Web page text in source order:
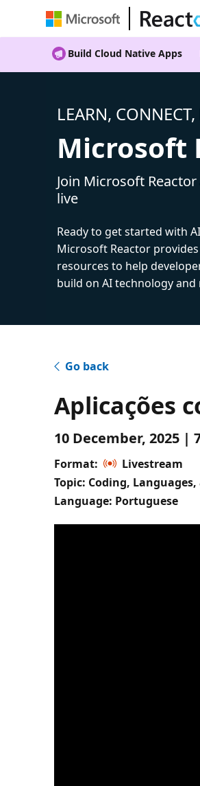
Build Cloud Native Apps
LEARN,
Microsoft
Join Microsoft
live
Ready to get started with
Microsoft Reactor
resources to help
build on AI technology and
Go back
Aplicações
10 December, 2025 |
Format:
Livestream
Topic: Coding,
Language: Portuguese